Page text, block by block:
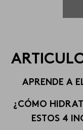
APRENDE A
¿CÓMO
ESTOS 4